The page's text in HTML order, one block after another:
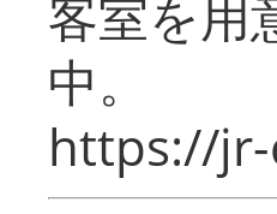
客室を用
中。
https://